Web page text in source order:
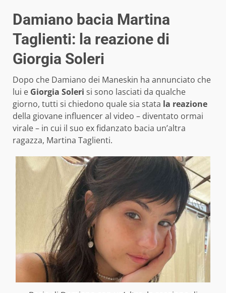
Damiano bacia Martina
Taglienti: la reazione di
Giorgia Soleri
Dopo che Damiano dei Maneskin ha annunciato che
lui e Giorgia Soleri si sono lasciati da qualche
giorno, tutti si chiedono quale sia stata la reazione
della giovane influencer al video – diventato ormai
virale – in cui il suo ex fidanzato bacia un’altra
ragazza, Martina Taglienti.